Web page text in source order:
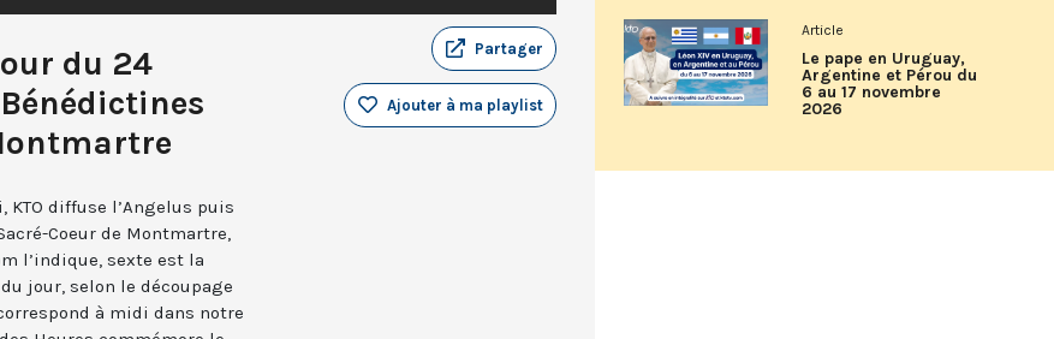
du 24
Partager
Ajouter à ma playlist
diffuse l’Angelus puis
Coeur de Montmartre,
l’indique, sexte est la
jour, selon le découpage
à midi dans notre
Article
Le pape en Uruguay,
Argentine et Pérou du
6 au 17 novembre
2026